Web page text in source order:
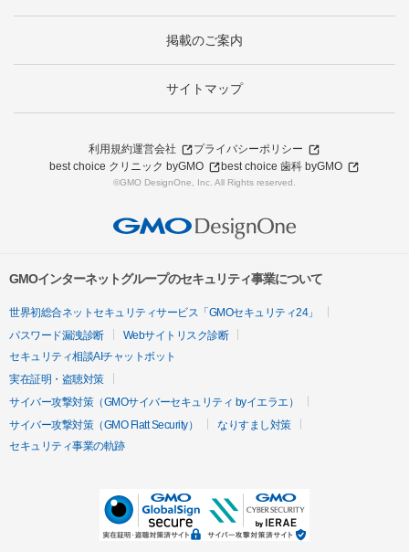
掲載のご案内
サイトマップ
利用規約運営会社
プライバシーポリシー
best choice クリニック byGMO
best choice 歯科 byGMO
©GMO DesignOne, Inc. All Rights reserved.
GMOインターネットグループのセキュリティ事業について
世界初総合ネットセキュリティサービス「GMOセキュリティ24」
パスワード漏洩診断
Webサイトリスク診断
セキュリティ相談AIチャットボット
実在証明・盗聴対策
サイバー攻撃対策（GMOサイバーセキュリティ byイエラエ）
サイバー攻撃対策（GMO Flatt Security）
なりすまし対策
セキュリティ事業の軌跡